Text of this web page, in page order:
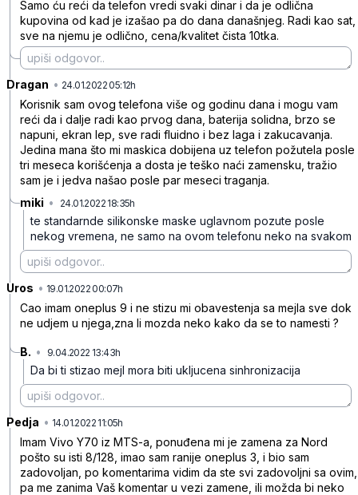
Samo ću reći da telefon vredi svaki dinar i da je odlična
kupovina od kad je izašao pa do dana današnjeg. Radi kao sat,
sve na njemu je odlično, cena/kvalitet čista 10tka.
Dragan • 24.01.2022 05:12h
Korisnik sam ovog telefona više og godinu dana i mogu vam
reći da i dalje radi kao prvog dana, baterija solidna, brzo se
napuni, ekran lep, sve radi fluidno i bez laga i zakucavanja.
Jedina mana što mi maskica dobijena uz telefon požutela posle
tri meseca korišćenja a dosta je teško naći zamensku, tražio
sam je i jedva našao posle par meseci traganja.
miki • 24.01.2022 18:35h
te standarnde silikonske maske uglavnom pozute posle
nekog vremena, ne samo na ovom telefonu neko na svakom
Uros • 19.01.2022 00:07h
Cao imam oneplus 9 i ne stizu mi obavestenja sa mejla sve dok
ne udjem u njega,zna li mozda neko kako da se to namesti ?
B. • 9.04.2022 13:43h
Da bi ti stizao mejl mora biti ukljucena sinhronizacija
Pedja • 14.01.2022 11:05h
Imam Vivo Y70 iz MTS-a, ponuđena mi je zamena za Nord
pošto su isti 8/128, imao sam ranije oneplus 3, i bio sam
zadovoljan, po komentarima vidim da ste svi zadovoljni sa ovim,
pa me zanima Vaš komentar u vezi zamene, ili možda bi neko